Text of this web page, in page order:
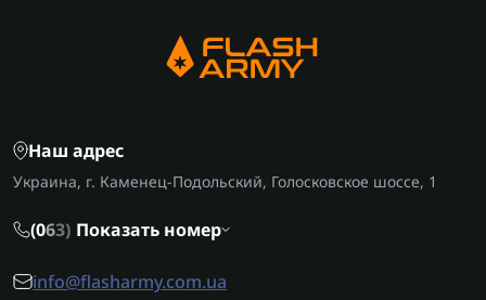
Наш адрес
Украина, г. Каменец-Подольский, Голосковское шоссе, 1
(063) Показать номер
info@flasharmy.com.ua